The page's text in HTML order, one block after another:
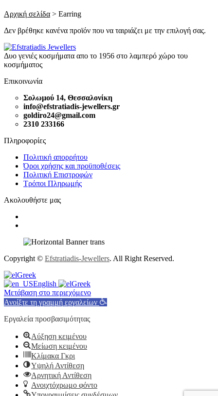
Αρχική σελίδα > Earring
Δεν βρέθηκε κανένα προϊόν που να ταιριάζει με την επιλογή σας.
Δυο γενιές κοσμήματα απο το 1956 στο λαμπερό χώρο του
κοσμήματος
Επικοινωνία
Σολωμού 14, Θεσσαλονίκη
info@efstratiadis-jewellers.gr
goldiro24@gmail.com
2310 233166
Πληροφορίες
Πολιτική απορρήτου
Όροι χρήσης και προϋποθέσεις
Πολιτική Επιστροφών
Τρόποι Πληρωμής
Ακολουθήστε μας
Copyright © Efstratiadis-Jewellers. All Right Reserved.
Greek
English
Greek
Μετάβαση στο περιεχόμενο
Ανοίξτε τη γραμμή εργαλείων
Εργαλεία προσβασιμότητας
Αύξηση κειμένου
Μείωση κειμένου
Κλίμακα Γκρι
Υψηλή Αντίθεση
Αρνητική Αντίθεση
Ανοιχτόχρωμο φόντο